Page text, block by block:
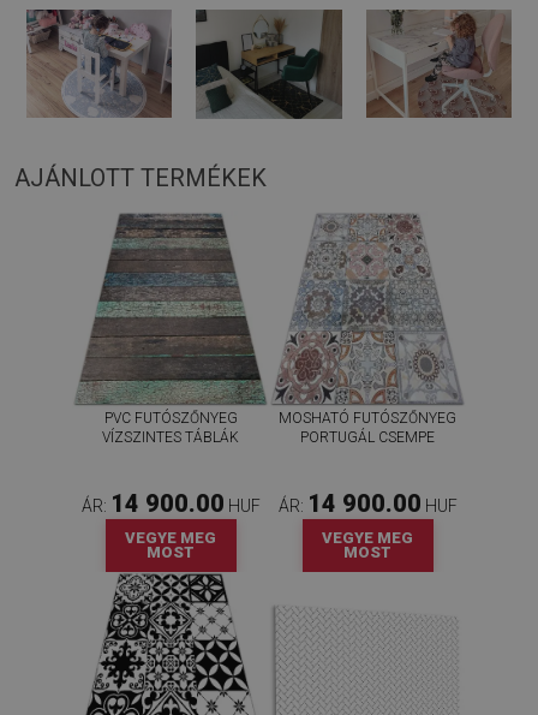
AJÁNLOTT TERMÉKEK
PVC FUTÓSZŐNYEG
VÍZSZINTES TÁBLÁK
ÁR: 14 900.00 HUF
VEGYE MEG
MOST
MOSHATÓ FUTÓSZŐNYEG
PORTUGÁL CSEMPE
ÁR: 14 900.00 HUF
VEGYE MEG
MOST